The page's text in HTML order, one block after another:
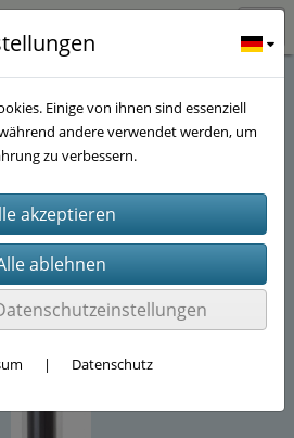
Technik für Kallax Regale(14)
Einige von ihnen sind essenziell
andere verwendet werden, um
zu verbessern.
| Datenschutz